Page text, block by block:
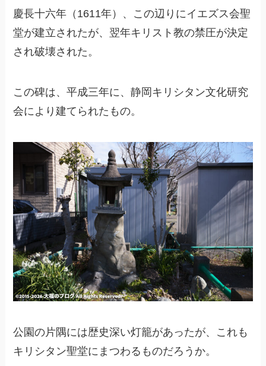
慶長十六年（1611年）、この辺りにイエズス会聖
堂が建立されたが、翌年キリスト教の禁圧が決定
され破壊された。
この碑は、平成三年に、静岡キリシタン文化研究
会により建てられたもの。
公園の片隅には歴史深い灯籠があったが、これも
キリシタン聖堂にまつわるものだろうか。